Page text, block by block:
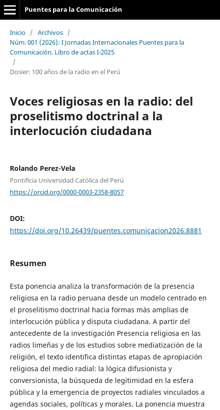
Puentes para la Comunicación
Inicio / Archivos /
Núm. 001 (2026): I Jornadas Internacionales Puentes para la
Comunicación. Libro de actas I-2025
/
Dosier: 100 años de la radio en el Perú
Voces religiosas en la radio: del
proselitismo doctrinal a la
interlocución ciudadana
Rolando Perez-Vela
Pontificia Universidad Católica del Perú
https://orcid.org/0000-0003-2358-8057
DOI:
https://doi.org/10.26439/puentes.comunicacion2026.8881
Resumen
Esta ponencia analiza la transformación de la presencia
religiosa en la radio peruana desde un modelo centrado en
el proselitismo doctrinal hacia formas más amplias de
interlocución pública y disputa ciudadana. A partir del
antecedente de la investigación Presencia religiosa en las
radios limeñas y de los estudios sobre mediatización de la
religión, el texto identifica distintas etapas de apropiación
religiosa del medio radial: la lógica difusionista y
conversionista, la búsqueda de legitimidad en la esfera
pública y la emergencia de proyectos radiales vinculados a
agendas sociales, políticas y morales. La ponencia muestra